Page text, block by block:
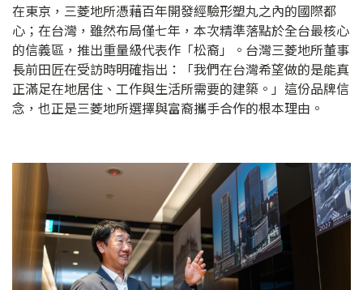
在東京，三菱地所憑藉百年開發經驗形塑丸之內的國際都
心；在台灣，雖然布局僅七年，本次精準落點於全台最核心
的信義區，推出重量級代表作「松裔」。台灣三菱地所董事
長前田匠在受訪時明確指出：「我們在台灣希望做的是能真
正滿足在地居住、工作與生活所需要的建築。」這份品牌信
念，也正是三菱地所選擇與富裔攜手合作的根本理由。